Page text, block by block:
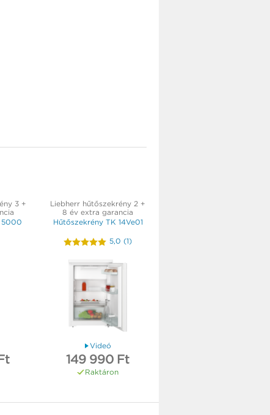
3 +
5000
Liebherr hűtőszekrény 2 +
8 év extra garancia
Hűtőszekrény TK 14Ve01
5,0 (1)
Videó
149 990 Ft
Raktáron